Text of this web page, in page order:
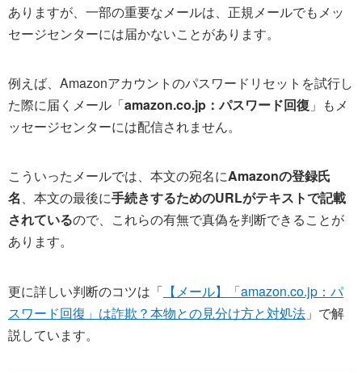
ありますが、一部の重要なメールは、正規メールでもメッ
セージセンターには届かないことがあります。
例えば、Amazonアカウントのパスワードリセットを試行し
た際に届くメール「amazon.co.jp：パスワード回復 」もメ
ッセージセンターには配信されません。
こういったメールでは、本文の宛名にAmazonの登録氏
名、本文の最後に手続きするためのURLがテキストで記載
されているので、これらの有無で真偽を判断できることが
あります。
更に詳しい判断のコツは「 【メール】「amazon.co.jp：パ
スワード回復」は詐欺？本物との見分け方と対処法 」で解
説しています。